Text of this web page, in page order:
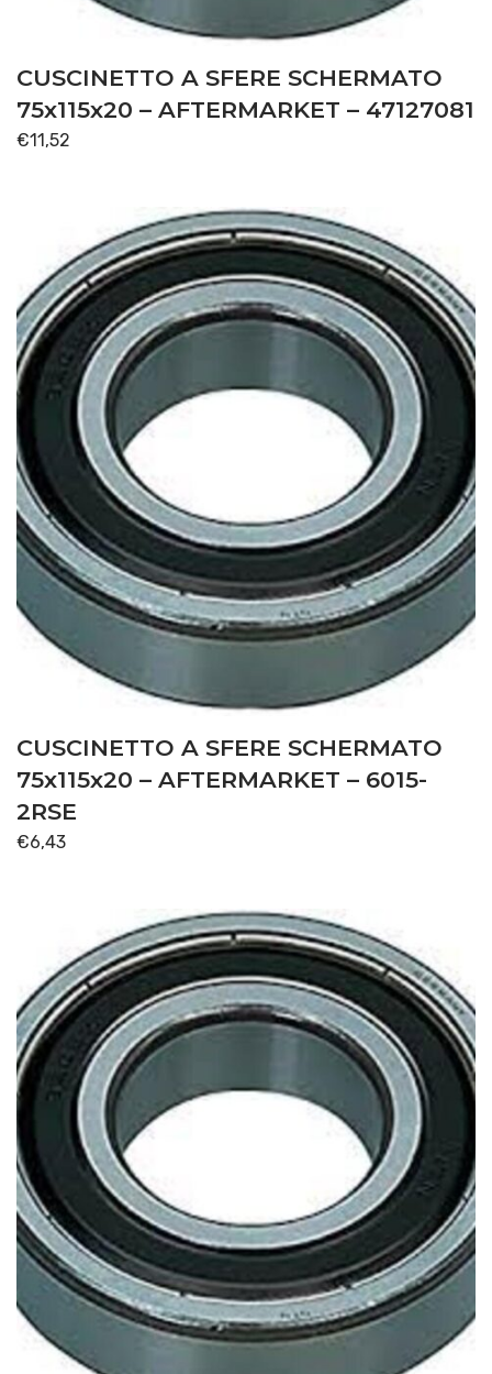
CUSCINETTO A SFERE SCHERMATO
75x115x20 – AFTERMARKET – 47127081
€11,52
CUSCINETTO A SFERE SCHERMATO
75x115x20 – AFTERMARKET – 6015-
2RSE
€6,43